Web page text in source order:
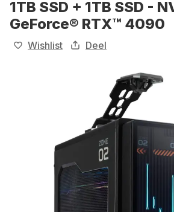
1TB SSD + 1TB SSD -
GeForce® RTX™ 4090
Wishlist Deel